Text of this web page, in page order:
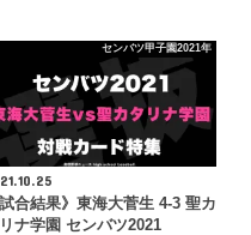
センバツ甲子園2021年
試合結果》東海大菅生 4-3 聖カ
ナ学園 センバツ2021